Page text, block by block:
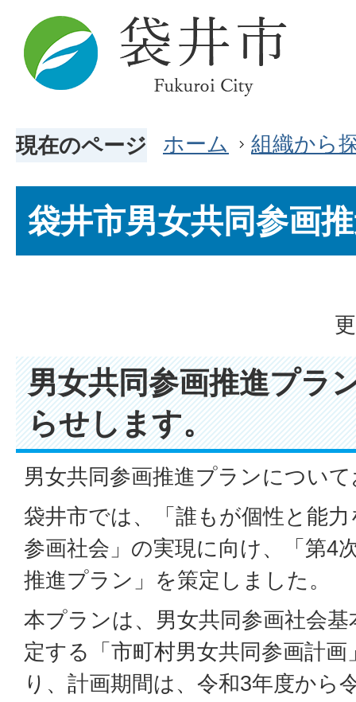
現在のページ ホーム 組織から
袋井市男女共同参画
男女共同参画推進プラ
らせします。
男女共同参画推進プランについ
袋井市では、「誰もが個性と能
参画社会」の実現に向け、「第4
推進プラン」を策定しました。
本プランは、男女共同参画社会
定する「市町村男女共同参画計
り、計画期間は、令和3年度から